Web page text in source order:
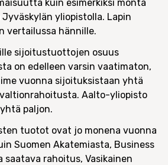
kuin esimerkiksi monta
yliopistolla. Lapin
vertailussa hännille.
sijoitustuottojen osuus
on edelleen varsin vaatimaton,
vuonna sijoituksistaan yhtä
Aalto-yliopisto
paljon.
tuotot ovat jo monena vuonna
Suomen Akatemiasta, Business
saatava rahoitus, Vasikainen